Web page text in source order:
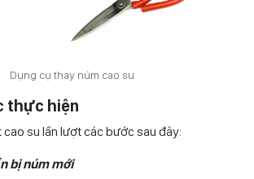
Dụng cụ thay núm cao su
thực hiện
cao su lần lượt các bước sau đây:
bị núm mới